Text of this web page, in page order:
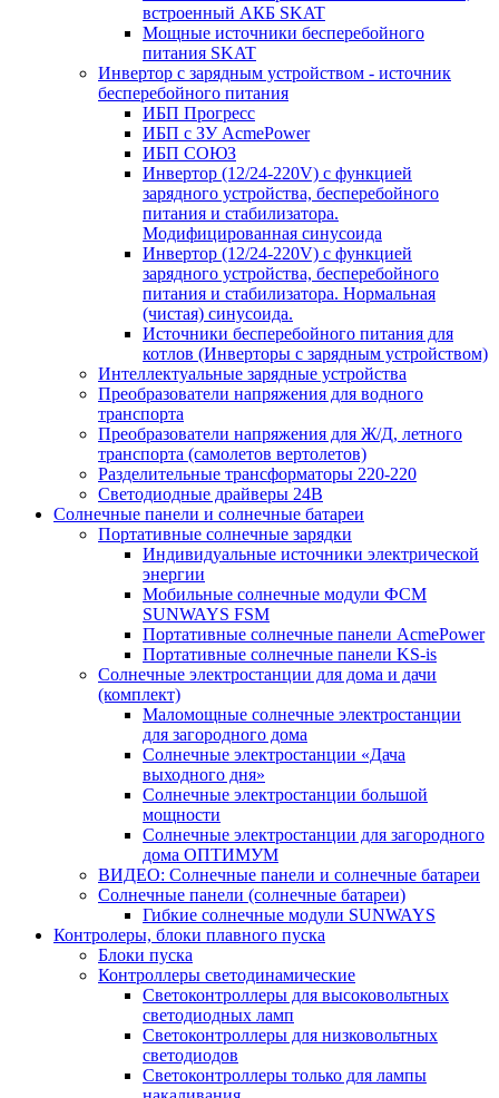
встроенный АКБ SKAT
Мощные источники бесперебойного
питания SKAT
Инвертор с зарядным устройством - источник
бесперебойного питания
ИБП Прогресс
ИБП с ЗУ AcmePower
ИБП СОЮЗ
Инвертор (12/24-220V) с функцией
зарядного устройства, бесперебойного
питания и стабилизатора.
Модифицированная синусоида
Инвертор (12/24-220V) с функцией
зарядного устройства, бесперебойного
питания и стабилизатора. Нормальная
(чистая) синусоида.
Источники бесперебойного питания для
котлов (Инверторы с зарядным устройством)
Интеллектуальные зарядные устройства
Преобразователи напряжения для водного
транспорта
Преобразователи напряжения для Ж/Д, летного
транспорта (самолетов вертолетов)
Разделительные трансформаторы 220-220
Светодиодные драйверы 24В
Солнечные панели и солнечные батареи
Портативные солнечные зарядки
Индивидуальные источники электрической
энергии
Мобильные солнечные модули ФСМ
SUNWAYS FSM
Портативные солнечные панели AcmePower
Портативные солнечные панели KS-is
Солнечные электростанции для дома и дачи
(комплект)
Маломощные солнечные электростанции
для загородного дома
Солнечные электростанции «Дача
выходного дня»
Солнечные электростанции большой
мощности
Солнечные электростанции для загородного
дома ОПТИМУМ
ВИДЕО: Солнечные панели и солнечные батареи
Солнечные панели (солнечные батареи)
Гибкие солнечные модули SUNWAYS
Контролеры, блоки плавного пуска
Блоки пуска
Контроллеры светодинамические
Светоконтроллеры для высоковольтных
светодиодных ламп
Светоконтроллеры для низковольтных
светодиодов
Светоконтроллеры только для лампы